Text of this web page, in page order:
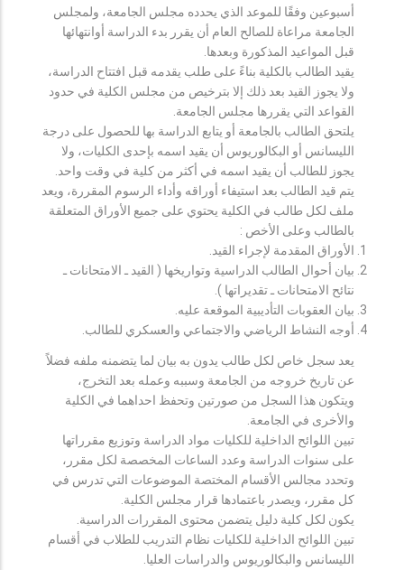
أسبوعين وفقًا للموعد الذي يحدده مجلس الجامعة، ولمجلس
الجامعة مراعاة للصالح العام أن يقرر بدء الدراسة أوانتهائها
قبل المواعيد المذكورة وبعدها.
يقيد الطالب بالكلية بناءً على طلب يقدمه قبل افتتاح الدراسة،
ولا يجوز القيد بعد ذلك إلا بترخيص من مجلس الكلية في حدود
القواعد التي يقررها مجلس الجامعة.
يلتحق الطالب بالجامعة أو يتابع الدراسة بها للحصول على درجة
الليسانس أو البكالوريوس أن يقيد اسمه بإحدى الكليات، ولا
يجوز للطالب أن يقيد اسمه في أكثر من كلية في وقت واحد.
يتم قيد الطالب بعد استيفاء أوراقه وأداء الرسوم المقررة، ويعد
ملف لكل طالب في الكلية يحتوي على جميع الأوراق المتعلقة
بالطالب وعلى الأخص :
الأوراق المقدمة لإجراء القيد.
بيان أحوال الطالب الدراسية وتواريخها ( القيد ـ الامتحانات ـ
نتائح الامتحانات ـ تقديراتها ).
بيان العقوبات التأديبية الموقعة عليه.
أوجه النشاط الرياضي والاجتماعي والعسكري للطالب.
يعد سجل خاص لكل طالب يدون به بيان لما يتضمنه ملفه فضلاً
عن تاريخ خروجه من الجامعة وسببه وعمله بعد التخرج،
ويتكون هذا السجل من صورتين وتحفظ احداهما في الكلية
والأخرى في الجامعة.
تبين اللوائح الداخلية للكليات مواد الدراسة وتوزيع مقرراتها
على سنوات الدراسة وعدد الساعات المخصصة لكل مقرر،
وتحدد مجالس الأقسام المختصة الموضوعات التي تدرس في
كل مقرر، ويصدر باعتمادها قرار مجلس الكلية.
يكون لكل كلية دليل يتضمن محتوى المقررات الدراسية.
تبين اللوائح الداخلية للكليات نظام التدريب للطلاب في أقسام
الليسانس والبكالوريوس والدراسات العليا.